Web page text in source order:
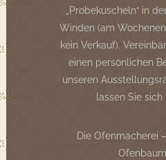
„Probekuscheln“ in
Winden (am
kein Verkauf).
einen persönlichen
unseren
lassen Sie sich
Die Ofenmacherei